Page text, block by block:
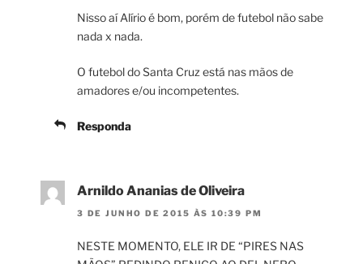
Nisso aí Alírio é bom, porém de futebol não sabe
nada x nada.
O futebol do Santa Cruz está nas mãos de
amadores e/ou incompetentes.
Responda
Arnildo Ananias de Oliveira
3 DE JUNHO DE 2015 ÀS 10:39 PM
NESTE MOMENTO, ELE IR DE “PIRES NAS